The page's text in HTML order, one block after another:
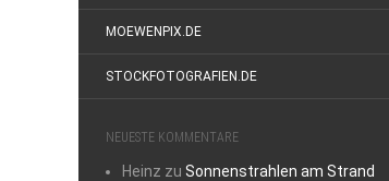
MOEWENPIX.DE
STOCKFOTOGRAFIEN.DE
NEUESTE KOMMENTARE
Heinz zu Sonnenstrahlen am Strand